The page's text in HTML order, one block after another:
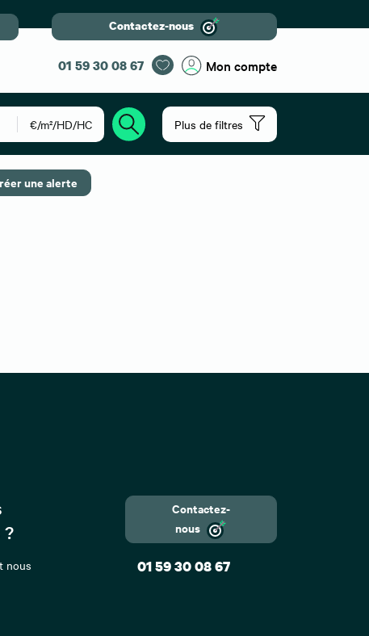
Contactez-nous
01 59 30 08 67 Mon compte
€/m²/HD/HC Plus de filtres
une alerte
Contactez-
nous
nous
01 59 30 08 67